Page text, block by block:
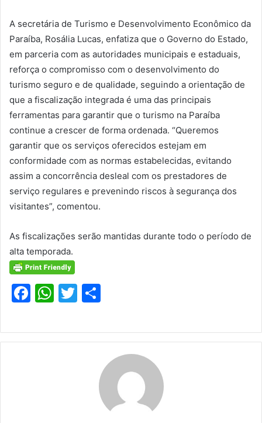
A secretária de Turismo e Desenvolvimento Econômico da
Paraíba, Rosália Lucas, enfatiza que o Governo do Estado,
em parceria com as autoridades municipais e estaduais,
reforça o compromisso com o desenvolvimento do
turismo seguro e de qualidade, seguindo a orientação de
que a fiscalização integrada é uma das principais
ferramentas para garantir que o turismo na Paraíba
continue a crescer de forma ordenada. “Queremos
garantir que os serviços oferecidos estejam em
conformidade com as normas estabelecidas, evitando
assim a concorrência desleal com os prestadores de
serviço regulares e prevenindo riscos à segurança dos
visitantes”, comentou.
As fiscalizações serão mantidas durante todo o período de
alta temporada.
F
c
e
W
at
s
T
itt
er
ar
e